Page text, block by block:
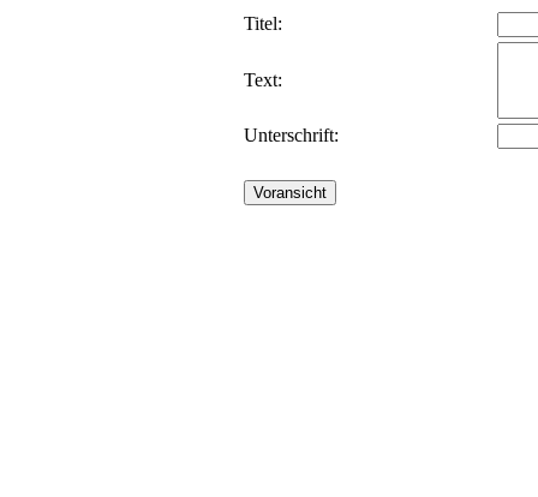
Titel:
Text:
Unterschrift: